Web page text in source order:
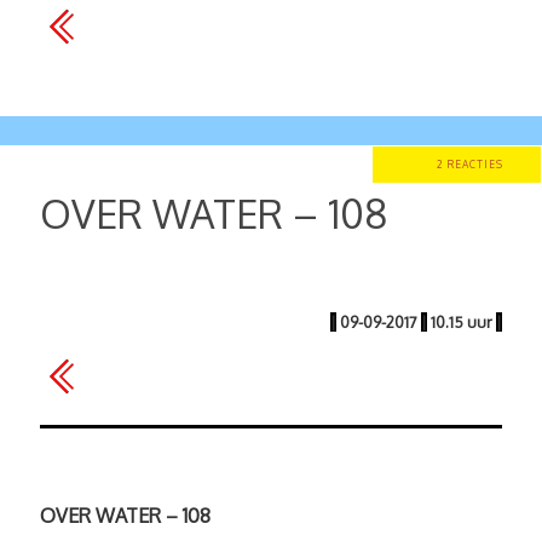
2 REACTIES
OVER WATER – 108
| 09-09-2017 | 10.15 uur |
OVER WATER – 108